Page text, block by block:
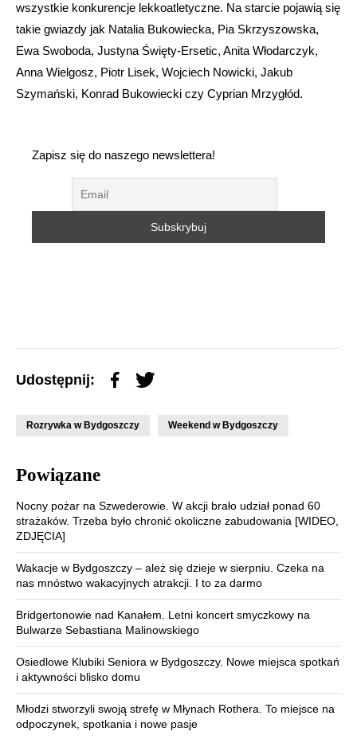
wszystkie konkurencje lekkoatletyczne. Na starcie pojawią się
takie gwiazdy jak Natalia Bukowiecka, Pia Skrzyszowska,
Ewa Swoboda, Justyna Święty-Ersetic, Anita Włodarczyk,
Anna Wielgosz, Piotr Lisek, Wojciech Nowicki, Jakub
Szymański, Konrad Bukowiecki czy Cyprian Mrzygłód.
Zapisz się do naszego newslettera!
Udostępnij:
Rozrywka w Bydgoszczy Weekend w Bydgoszczy
Powiązane
Nocny pożar na Szwederowie. W akcji brało udział ponad 60
strażaków. Trzeba było chronić okoliczne zabudowania [WIDEO,
ZDJĘCIA]
Wakacje w Bydgoszczy – ależ się dzieje w sierpniu. Czeka na
nas mnóstwo wakacyjnych atrakcji. I to za darmo
Bridgertonowie nad Kanałem. Letni koncert smyczkowy na
Bulwarze Sebastiana Malinowskiego
Osiedlowe Klubiki Seniora w Bydgoszczy. Nowe miejsca spotkań
i aktywności blisko domu
Młodzi stworzyli swoją strefę w Młynach Rothera. To miejsce na
odpoczynek, spotkania i nowe pasje